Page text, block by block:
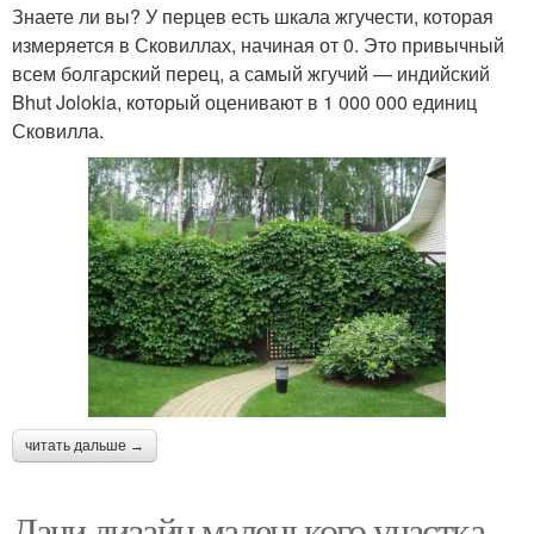
Знаете ли вы? У перцев есть шкала жгучести, которая
измеряется в Сковиллах, начиная от 0. Это привычный
всем болгарский перец, а самый жгучий — индийский
Bhut Jolokia, который оценивают в 1 000 000 единиц
Сковилла.
читать дальше →